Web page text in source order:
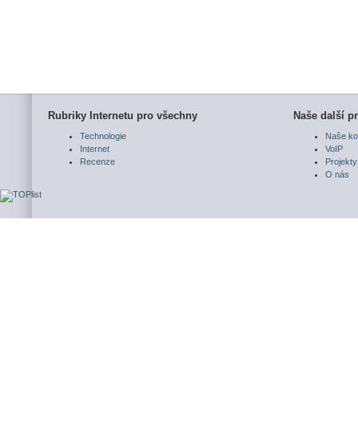
Rubriky Internetu pro všechny
Technologie
Internet
Recenze
Naše další
Naše
VoIP
Projekty
O nás